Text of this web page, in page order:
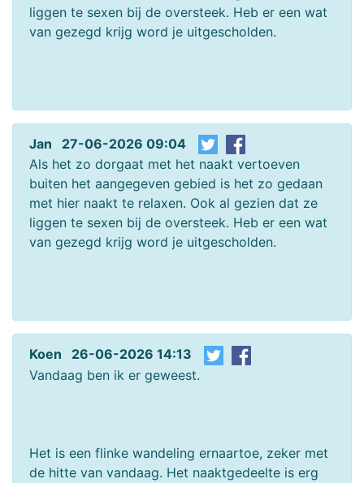
liggen te sexen bij de oversteek. Heb er een wat
van gezegd krijg word je uitgescholden.
Jan 27-06-2026 09:04
Als het zo dorgaat met het naakt vertoeven
buiten het aangegeven gebied is het zo gedaan
met hier naakt te relaxen. Ook al gezien dat ze
liggen te sexen bij de oversteek. Heb er een wat
van gezegd krijg word je uitgescholden.
Koen 26-06-2026 14:13
Vandaag ben ik er geweest.
Het is een flinke wandeling ernaartoe, zeker met
de hitte van vandaag. Het naaktgedeelte is erg